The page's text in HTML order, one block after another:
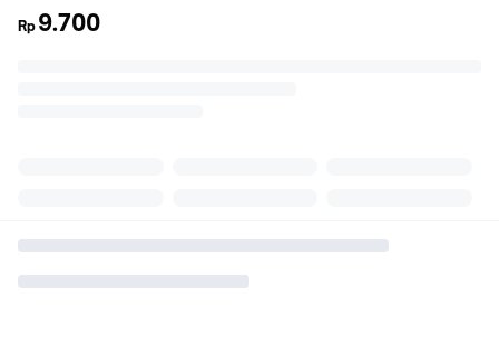
Rp 9.700